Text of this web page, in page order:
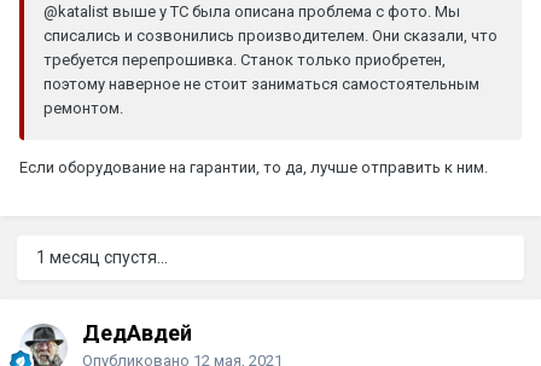
@katalist выше у ТС была описана проблема с фото. Мы
списались и созвонились производителем. Они сказали, что
требуется перепрошивка. Станок только приобретен,
поэтому наверное не стоит заниматься самостоятельным
ремонтом.
Если оборудование на гарантии, то да, лучше отправить к ним.
1 месяц спустя...
ДедАвдей
Опубликовано 12 мая, 2021